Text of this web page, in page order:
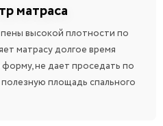
матраса
высокой плотности по
матрасу долгое время
не дает проседать по
площадь спального